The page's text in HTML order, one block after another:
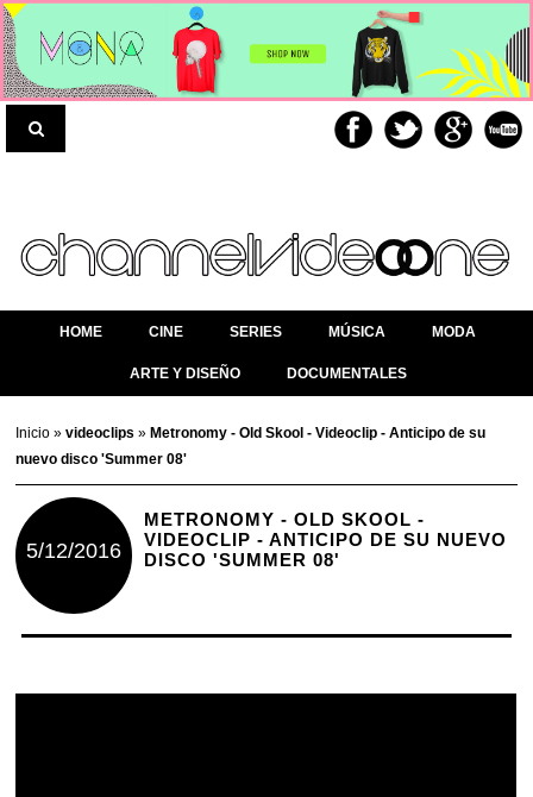
HOME CINE SERIES MÚSICA MODA
ARTE Y DISEÑO DOCUMENTALES
Inicio»videoclips» Metronomy - Old Skool - Videoclip - Anticipo de su
nuevo disco 'Summer 08'
5/12/2016
METRONOMY - OLD SKOOL -
VIDEOCLIP - ANTICIPO DE SU NUEVO
DISCO 'SUMMER 08'